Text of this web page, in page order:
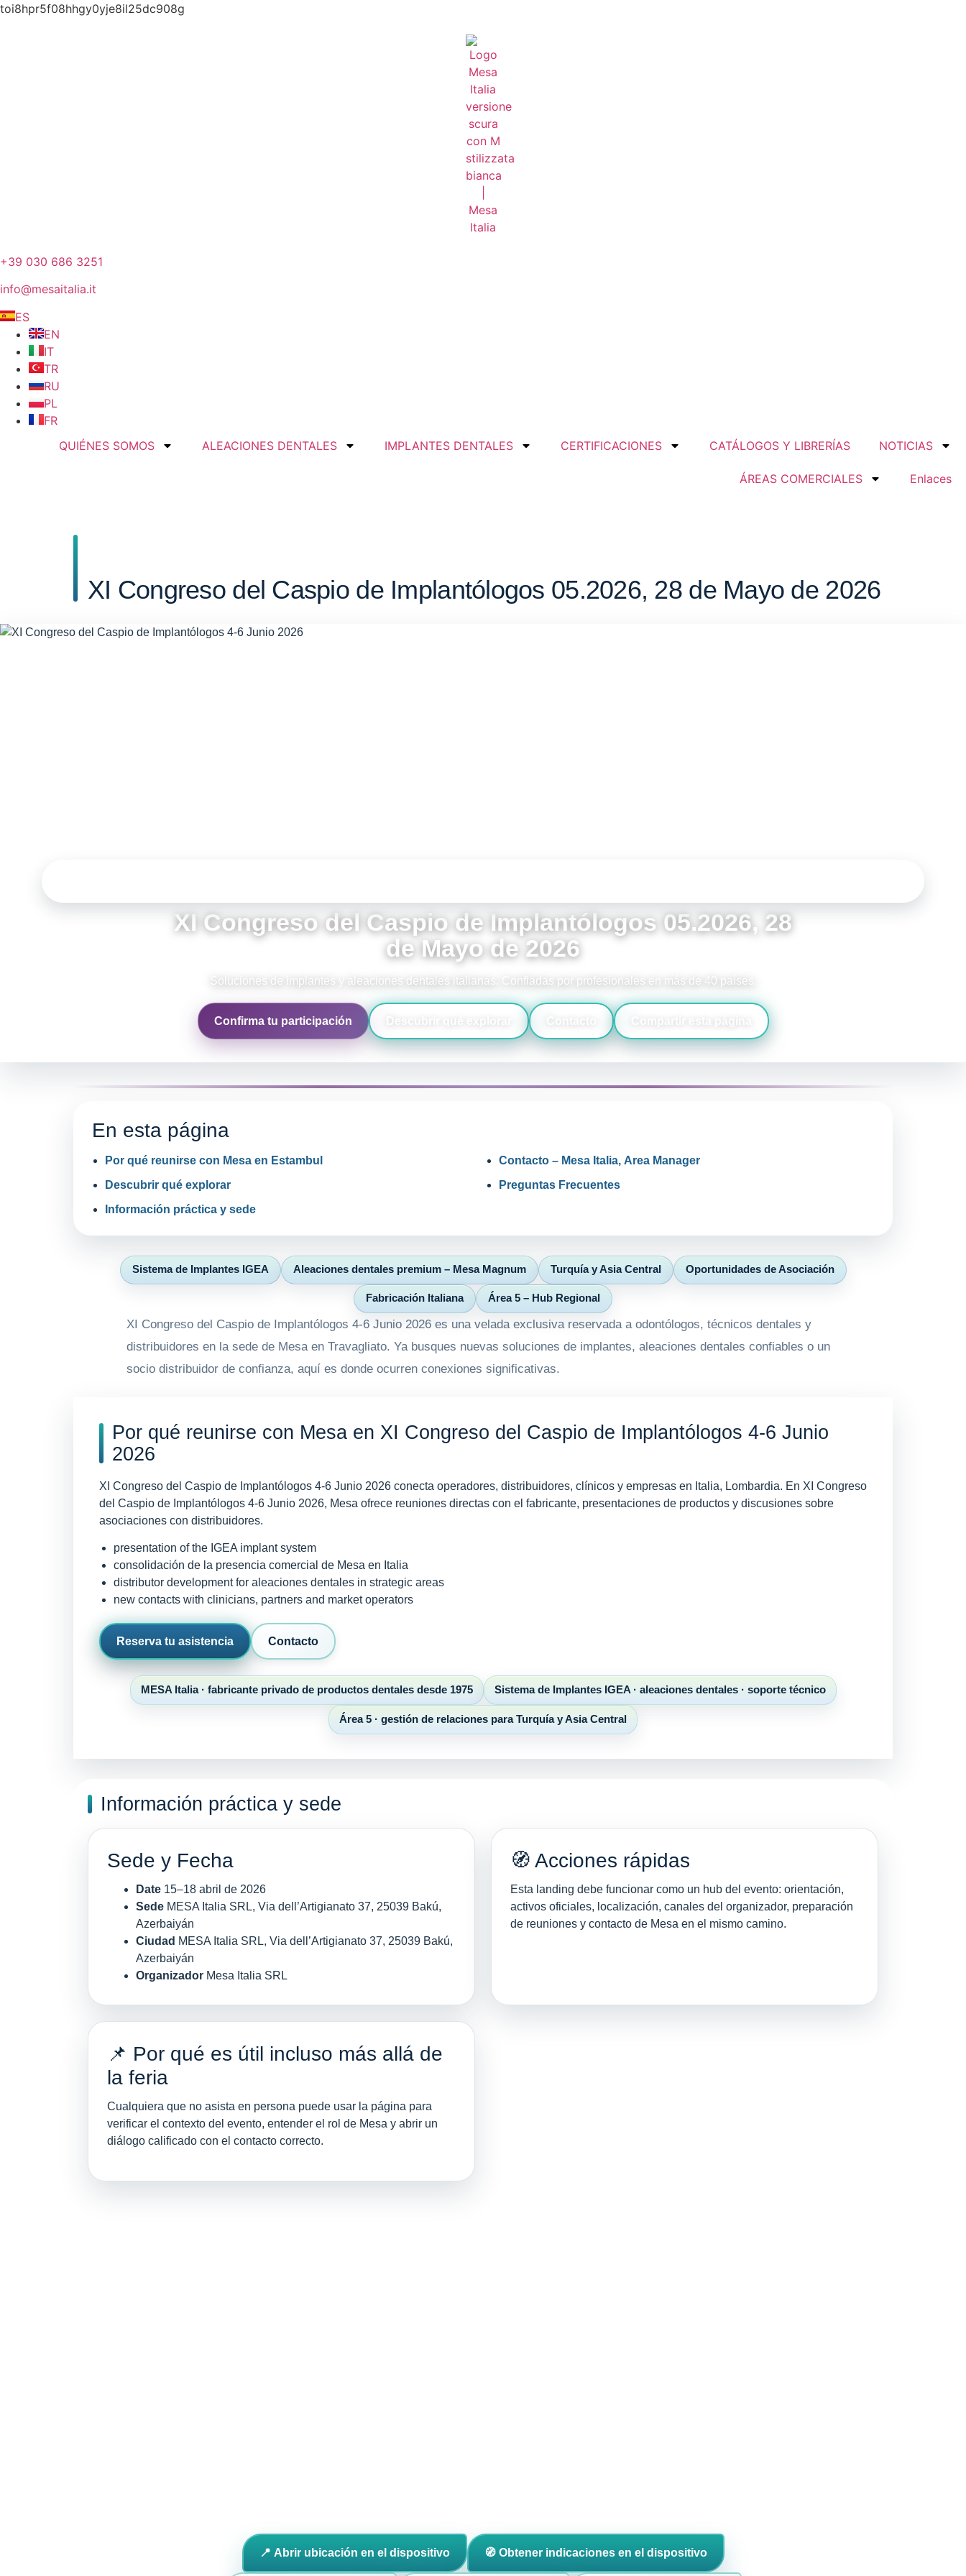
toi8hpr5f08hhgy0yje8il25dc908g
+39 030 686 3251
info@mesaitalia.it
ES
EN
IT
TR
RU
PL
FR
QUIÉNES SOMOS
ALEACIONES DENTALES IMPLANTES DENTALES CERTIFICACIONES CATÁLOGOS Y LIBRERÍAS NOTICIAS
ÁREAS COMERCIALES Enlaces
XI Congreso del Caspio de Implantólogos 05.2026, 28 de Mayo de 2026
XI Congreso del Caspio de Implantólogos 05.2026, 28
de Mayo de 2026
Soluciones de implantes y aleaciones dentales italianas. Confiadas por profesionales en más de 40 países.
Confirma tu participación Compartir esta página
En esta página
Por qué reunirse con Mesa en Estambul
Descubrir qué explorar
Información práctica y sede
Contacto – Mesa Italia, Area Manager
Preguntas Frecuentes
Sistema de Implantes IGEA Aleaciones dentales premium – Mesa Magnum Turquía y Asia Central Oportunidades de Asociación
Fabricación Italiana Área 5 – Hub Regional
XI Congreso del Caspio de Implantólogos 4-6 Junio 2026 es una velada exclusiva reservada a odontólogos, técnicos dentales y
distribuidores en la sede de Mesa en Travagliato. Ya busques nuevas soluciones de implantes, aleaciones dentales confiables o un
socio distribuidor de confianza, aquí es donde ocurren conexiones significativas.
Por qué reunirse con Mesa en XI Congreso del Caspio de Implantólogos 4-6 Junio
2026
XI Congreso del Caspio de Implantólogos 4-6 Junio 2026 conecta operadores, distribuidores, clínicos y empresas en Italia, Lombardia. En XI Congreso
del Caspio de Implantólogos 4-6 Junio 2026, Mesa ofrece reuniones directas con el fabricante, presentaciones de productos y discusiones sobre
asociaciones con distribuidores.
presentation of the IGEA implant system
consolidación de la presencia comercial de Mesa en Italia
distributor development for aleaciones dentales in strategic areas
new contacts with clinicians, partners and market operators
Reserva tu asistencia Contacto
MESA Italia · fabricante privado de productos dentales desde 1975 Sistema de Implantes IGEA · aleaciones dentales · soporte técnico
Área 5 · gestión de relaciones para Turquía y Asia Central
Información práctica y sede
Sede y Fecha
Date 15–18 abril de 2026
Sede MESA Italia SRL, Via dell’Artigianato 37, 25039 Bakú,
Azerbaiyán
Ciudad MESA Italia SRL, Via dell’Artigianato 37, 25039 Bakú,
Azerbaiyán
Organizador Mesa Italia SRL
🧭 Acciones rápidas
Esta landing debe funcionar como un hub del evento: orientación,
activos oficiales, localización, canales del organizador, preparación
de reuniones y contacto de Mesa en el mismo camino.
📌 Por qué es útil incluso más allá de
la feria
Cualquiera que no asista en persona puede usar la página para
verificar el contexto del evento, entender el rol de Mesa y abrir un
diálogo calificado con el contacto correcto.
📍 Abrir ubicación en el dispositivo 🧭 Obtener indicaciones en el dispositivo